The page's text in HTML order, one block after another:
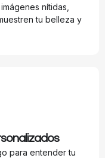
nítidas,
tu belleza y
para entender tu